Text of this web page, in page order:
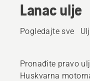
Lanac ulje
Pogledajte sve
Pronađite pravo
Huskvarna